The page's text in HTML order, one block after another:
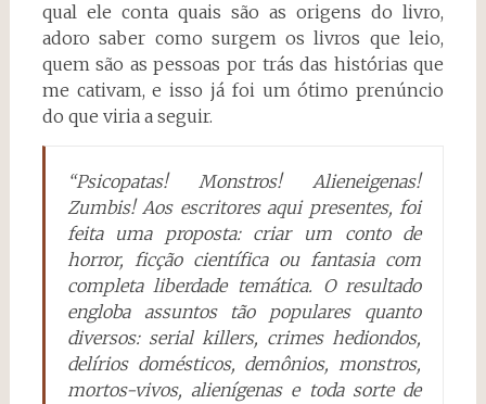
qual ele conta quais são as origens do livro,
adoro saber como surgem os livros que leio,
quem são as pessoas por trás das histórias que
me cativam, e isso já foi um ótimo prenúncio
do que viria a seguir.
“Psicopatas! Monstros! Alieneigenas!
Zumbis! Aos escritores aqui presentes, foi
feita uma proposta: criar um conto de
horror, ficção científica ou fantasia com
completa liberdade temática. O resultado
engloba assuntos tão populares quanto
diversos: serial killers, crimes hediondos,
delírios domésticos, demônios, monstros,
mortos-vivos, alienígenas e toda sorte de